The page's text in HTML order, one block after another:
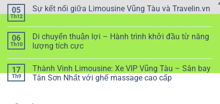
05
Th12
Sự kết nối giữa Limousine Vũng Tàu và Travelin.vn
06
Th10
Di chuyển thuận lợi – Hành trình khởi đầu từ năng
lượng tích cực
17
Th9
Thành Vinh Limousine: Xe VIP Vũng Tàu – Sân bay
Tân Sơn Nhất với ghế massage cao cấp